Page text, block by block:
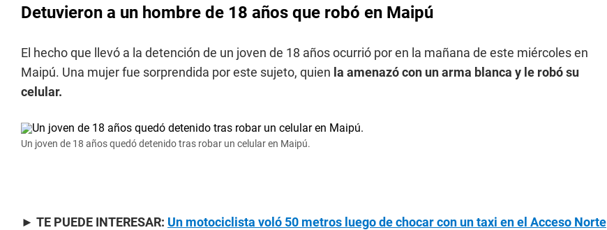
Detuvieron a un hombre de 18 años que robó en Maipú
El hecho que llevó a la detención de un joven de 18 años ocurrió por en la mañana de este miércoles en
Maipú. Una mujer fue sorprendida por este sujeto, quien la amenazó con un arma blanca y le robó su
celular.
Un joven de 18 años quedó detenido tras robar un celular en Maipú.
► TE PUEDE INTERESAR: Un motociclista voló 50 metros luego de chocar con un taxi en el Acceso Norte